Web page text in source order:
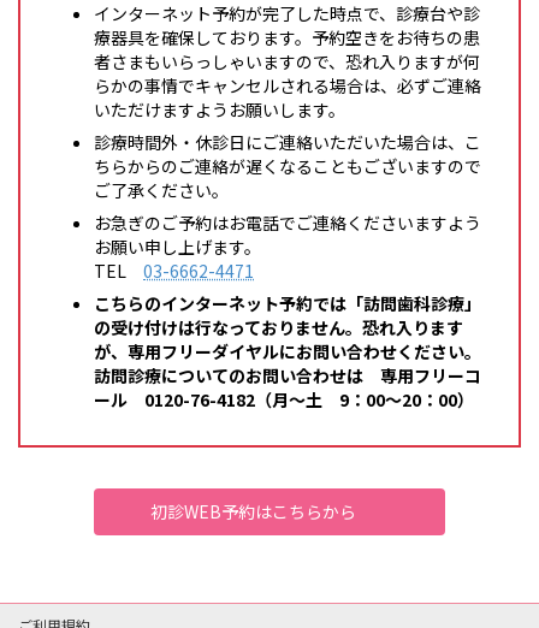
インターネット予約が完了した時点で、診療台や診
療器具を確保しております。予約空きをお待ちの患
者さまもいらっしゃいますので、恐れ入りますが何
らかの事情でキャンセルされる場合は、必ずご連絡
いただけますようお願いします。
診療時間外・休診日にご連絡いただいた場合は、こ
ちらからのご連絡が遅くなることもございますので
ご了承ください。
お急ぎのご予約はお電話でご連絡くださいますよう
お願い申し上げます。
TEL 03-6662-4471
こちらのインターネット予約では「訪問歯科診療」
の受け付けは行なっておりません。恐れ入ります
が、専用フリーダイヤルにお問い合わせください。
訪問診療についてのお問い合わせは 専用フリーコ
ール 0120-76-4182（月～土 9：00～20：00）
初診WEB予約はこちらから